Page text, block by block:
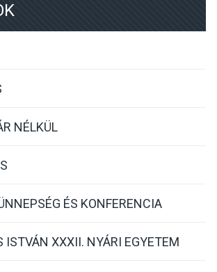
NÉLKÜL
ÉS KONFERENCIA
ISTVÁN XXXII. NYÁRI EGYETEM